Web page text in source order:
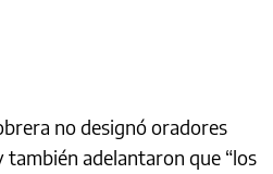
no designó oradores
también adelantaron que “los